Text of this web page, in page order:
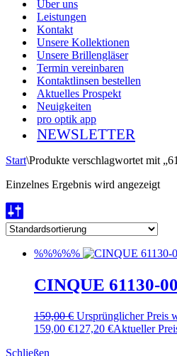
Über uns
Leistungen
Kontakt
Unsere Kollektionen
Unsere Brillengläser
Termin vereinbaren
Kontaktlinsen bestellen
Aktuelles Prospekt
Neuigkeiten
pro optik app
NEWSLETTER
Start\Produkte verschlagwortet mit
Einzelnes Ergebnis wird angezeigt
%%%%%
CINQUE 61130-
159,00€ Ursprünglicher Preis
159,00 €127,20 €Aktueller
Schließen